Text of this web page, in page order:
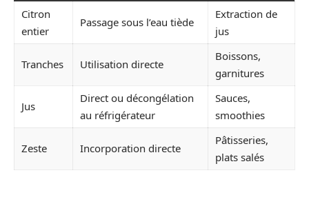
Citron
entier
Passage sous l’eau tiède
Extraction de
jus
Tranches Utilisation directe
Boissons,
garnitures
Jus
Direct ou décongélation
au réfrigérateur
Sauces,
smoothies
Zeste Incorporation directe
Pâtisseries,
plats salés